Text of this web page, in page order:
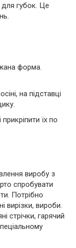
для губок. Це
форма.
на підставці
їх по
виробу з
спробувати
Потрібно
вирізки, вироби.
стрічки, гарячий